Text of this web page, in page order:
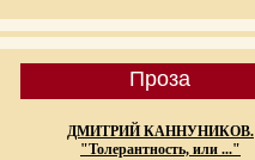
Проза
ДМИТРИЙ КАННУНИКОВ.
"Толерантность, или ..."